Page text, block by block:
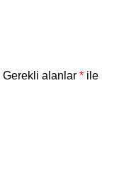
Gerekli alanlar * ile